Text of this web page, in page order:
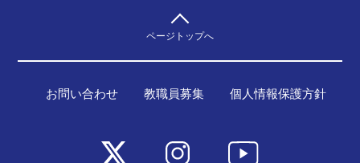
ページトップへ
お問い合わせ 教職員募集 個人情報保護方針